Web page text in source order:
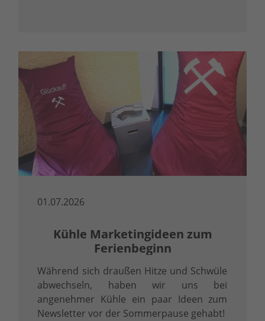
01.07.2026
Kühle Marketingideen zum
Ferienbeginn
Während sich draußen Hitze und Schwüle
abwechseln, haben wir uns bei
angenehmer Kühle ein paar Ideen zum
Newsletter vor der Sommerpause gehabt!